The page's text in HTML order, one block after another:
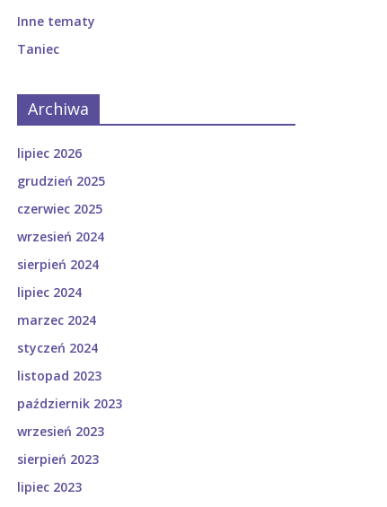
Inne tematy
Taniec
Archiwa
lipiec 2026
grudzień 2025
czerwiec 2025
wrzesień 2024
sierpień 2024
lipiec 2024
marzec 2024
styczeń 2024
listopad 2023
październik 2023
wrzesień 2023
sierpień 2023
lipiec 2023